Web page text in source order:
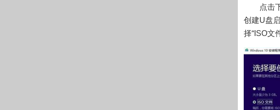
点击
创建U盘
择“ISO文